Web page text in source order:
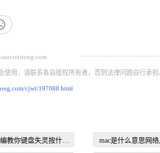
用，请联系各自版权所有者，否则法律问题自行承担
cjwt/197088.html
教你键盘失灵按什么
mac是什么意思网